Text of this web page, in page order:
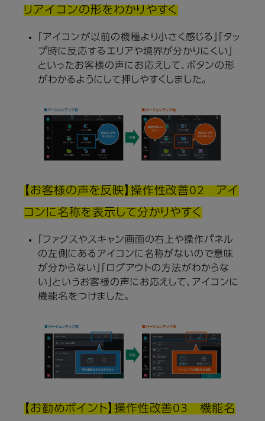
リアイコンの形をわかりやすく
「アイコンが以前の機種より小さく感じる」「タッ
プ時に反応するエリアや境界が分かりにくい」
といったお客様の声にお応えして、ボタンの形
がわかるようにして押しやすくしました。
【お客様の声を反映】操作性改善02 アイ
コンに名称を表示して分かりやすく
「ファクスやスキャン画面の右上や操作パネル
の左側にあるアイコンに名称がないので意味
が分からない」「ログアウトの方法がわからな
い」というお客様の声にお応えして、アイコンに
機能名をつけました。
【お勧めポイント】操作性改善03 機能名